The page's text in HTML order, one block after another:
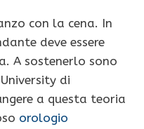
con la cena. In
deve essere
A sostenerlo sono
di
a questa teoria
orologio